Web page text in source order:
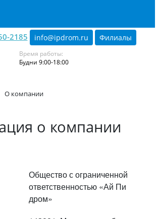
2185 info@ipdrom.ru Филиалы
Время работы:
Будни 9:00-18:00
О компании
о компании
Общество с ограниченной
ответственностью «Ай Пи
дром»